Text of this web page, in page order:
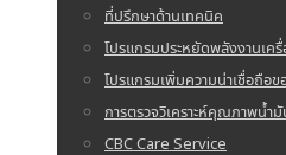
ที่ปรึกษาด้านเทคนิค
โปรแกรมประหยัดพลังงานเค
โปรแกรมเพิ่มความน่าเชื่อถือ
การตรวจวิเคราะห์คุณภาพน้ำ
CBC Care Service